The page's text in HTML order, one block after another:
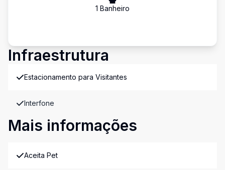
1 Banheiro
Infraestrutura
Estacionamento para Visitantes
Interfone
Mais informações
Aceita Pet